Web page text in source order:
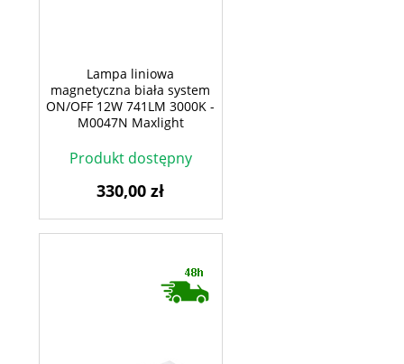
Lampa liniowa
magnetyczna biała system
ON/OFF 12W 741LM 3000K -
M0047N Maxlight
Produkt dostępny
330,00 zł